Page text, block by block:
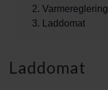
Varmereglering
Laddomat
Laddomat